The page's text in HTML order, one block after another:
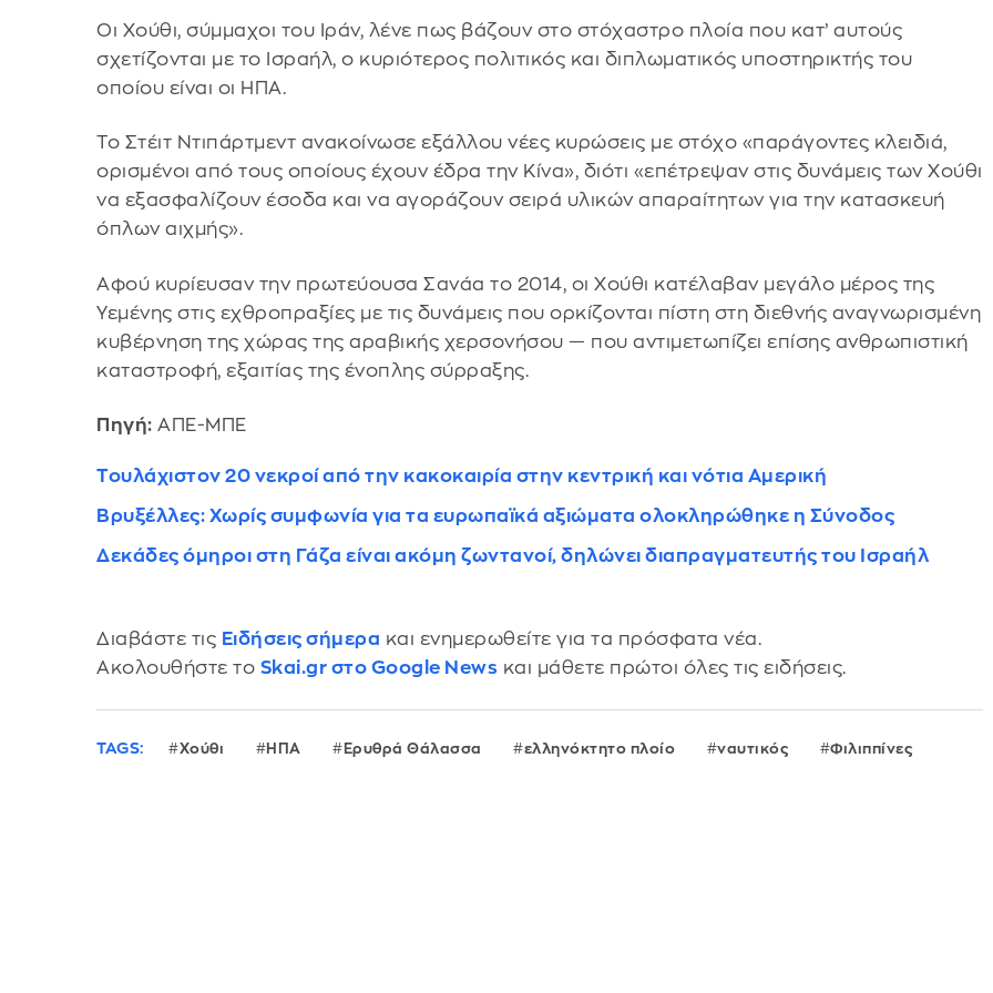
Οι Χούθι, σύμμαχοι του Ιράν, λένε πως βάζουν στο στόχαστρο πλοία που κατ’ αυτούς
σχετίζονται με το Ισραήλ, ο κυριότερος πολιτικός και διπλωματικός υποστηρικτής του
οποίου είναι οι ΗΠΑ.
Το Στέιτ Ντιπάρτμεντ ανακοίνωσε εξάλλου νέες κυρώσεις με στόχο «παράγοντες κλειδιά,
ορισμένοι από τους οποίους έχουν έδρα την Κίνα», διότι «επέτρεψαν στις δυνάμεις των Χούθι
να εξασφαλίζουν έσοδα και να αγοράζουν σειρά υλικών απαραίτητων για την κατασκευή
όπλων αιχμής».
Αφού κυρίευσαν την πρωτεύουσα Σανάα το 2014, οι Χούθι κατέλαβαν μεγάλο μέρος της
Υεμένης στις εχθροπραξίες με τις δυνάμεις που ορκίζονται πίστη στη διεθνής αναγνωρισμένη
κυβέρνηση της χώρας της αραβικής χερσονήσου — που αντιμετωπίζει επίσης ανθρωπιστική
καταστροφή, εξαιτίας της ένοπλης σύρραξης.
Πηγή: ΑΠΕ-ΜΠΕ
Τουλάχιστον 20 νεκροί από την κακοκαιρία στην κεντρική και νότια Αμερική
Βρυξέλλες: Χωρίς συμφωνία για τα ευρωπαϊκά αξιώματα ολοκληρώθηκε η Σύνοδος
Δεκάδες όμηροι στη Γάζα είναι ακόμη ζωντανοί, δηλώνει διαπραγματευτής του Ισραήλ
Διαβάστε τις Ειδήσεις σήμερα και ενημερωθείτε για τα πρόσφατα νέα.
Ακολουθήστε το Skai.gr στο Google News και μάθετε πρώτοι όλες τις ειδήσεις.
TAGS: Χούθι ΗΠΑ Ερυθρά Θάλασσα ελληνόκτητο πλοίο ναυτικός Φιλιππίνες